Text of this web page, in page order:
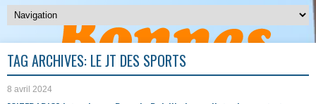
TAG ARCHIVES: LE JT DES SPORTS
8 avril 2024